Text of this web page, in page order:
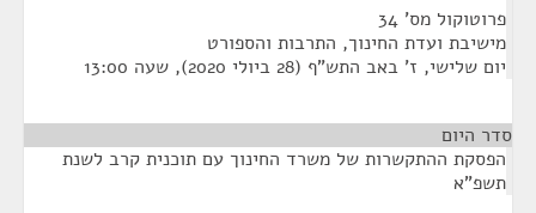
פרוטוקול מס' 34
מישיבת ועדת החינוך, התרבות והספורט
יום שלישי, ז' באב התש"ף (28 ביולי 2020), שעה 13:00
סדר היום
הפסקת ההתקשרות של משרד החינוך עם תוכנית קרב לשנת
תשפ"א